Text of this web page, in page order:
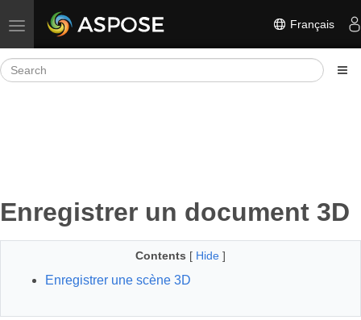
Toggle navigation Français
Enregistrer un document 3D
Contents [ Hide ]
Enregistrer une scène 3D